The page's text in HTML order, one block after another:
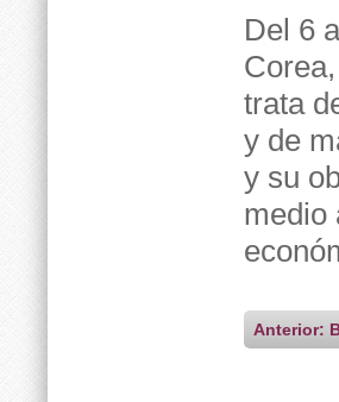
Del 6
trata
y de
y su
medio
Anterior: